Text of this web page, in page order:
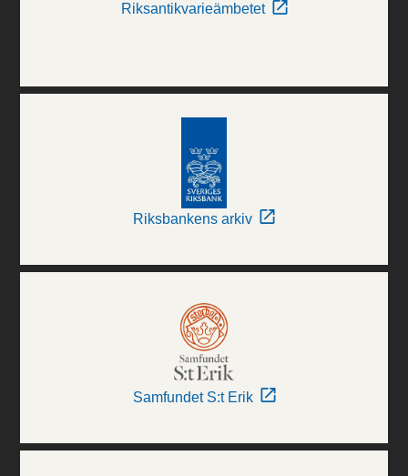
Riksantikvarieämbetet
Riksbankens arkiv
Samfundet S:t Erik